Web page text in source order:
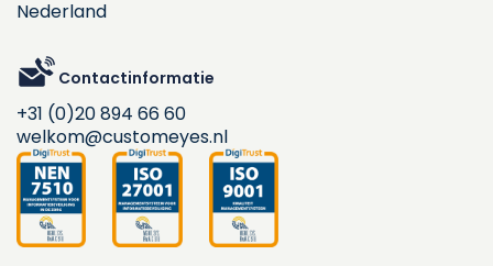
Nederland
Contactinformatie
+31 (0)20 894 66 60
welkom@customeyes.nl